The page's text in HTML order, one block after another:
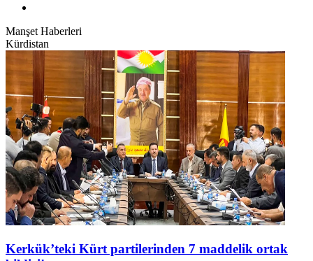
Manşet Haberleri
Kürdistan
Kerkük’teki Kürt partilerinden 7 maddelik ortak